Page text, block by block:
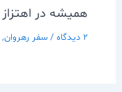
هميشه در اهتزاز
2 دیدگاه / سفر رهروان,